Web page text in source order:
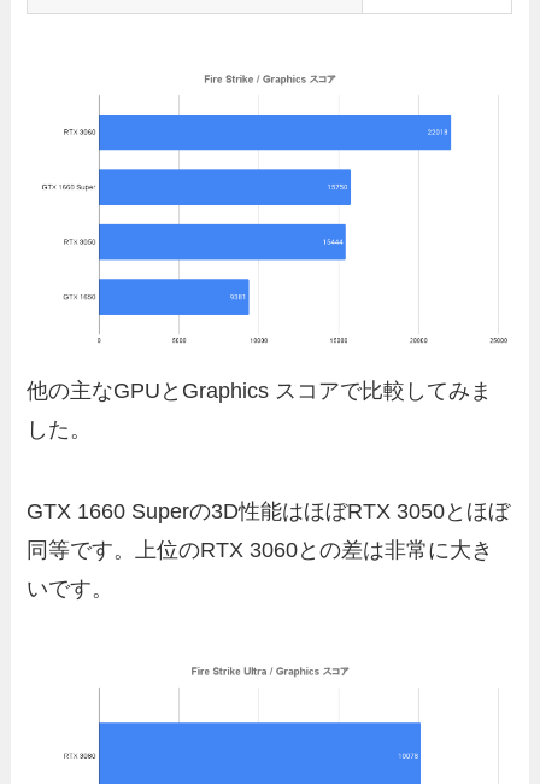
他の主なGPUとGraphics スコアで比較してみま
した。
GTX 1660 Superの3D性能はほぼRTX 3050とほぼ
同等です。上位のRTX 3060との差は非常に大き
いです。